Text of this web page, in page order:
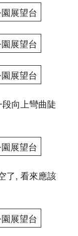
向上彎曲陡
了, 看來應該